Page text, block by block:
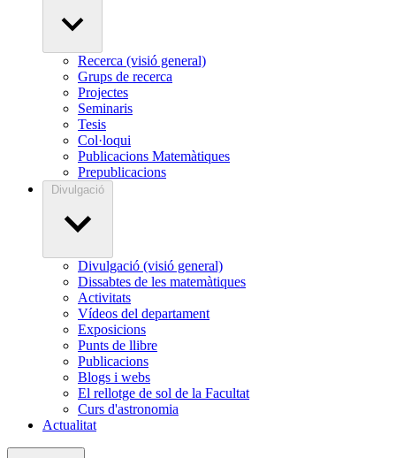
Recerca (visió general)
Grups de recerca
Projectes
Seminaris
Tesis
Col·loqui
Publicacions Matemàtiques
Prepublicacions
Divulgació
Divulgació (visió general)
Dissabtes de les matemàtiques
Activitats
Vídeos del departament
Exposicions
Punts de llibre
Publicacions
Blogs i webs
El rellotge de sol de la Facultat
Curs d'astronomia
Actualitat